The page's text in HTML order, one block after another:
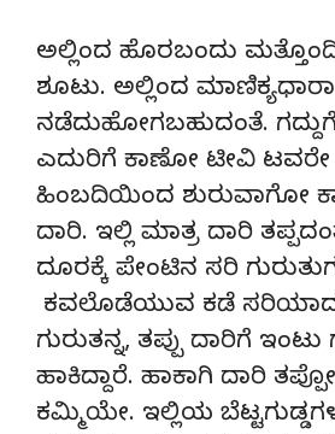
ಅಲ್ಲಿಂದ ಹೊರಬಂದು
ಶೂಟು. ಅಲ್ಲಿಂದ
ನಡೆದುಹೋಗಬಹುದಂತೆ.
ಎದುರಿಗೆ ಕಾಣೋ ಟೀವಿ ಟವರೇ
ಹಿಂಬದಿಯಿಂದ ಶುರುವಾಗೋ
ದಾರಿ. ಇಲ್ಲಿ ಮಾತ್ರ ದಾರಿ
ದೂರಕ್ಕೆ ಪೇಂಟಿನ ಸರಿ
ಕವಲೊಡೆಯುವ ಕಡೆ
ಗುರುತನ್ನ, ತಪ್ಪು ದಾರಿಗೆ ಇಂಟು
ಹಾಕಿದ್ದಾರೆ. ಹಾಕಾಗಿ ದಾರಿ
ಕಮ್ಮಿಯೇ. ಇಲ್ಲಿಯ